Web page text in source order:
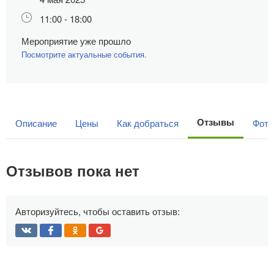
11:00 - 18:00
Мероприятие уже прошло
Посмотрите актуальные события.
Описание Цены Как добраться Отзывы
Отзывов пока нет
Авторизуйтесь, чтобы оставить отзыв: